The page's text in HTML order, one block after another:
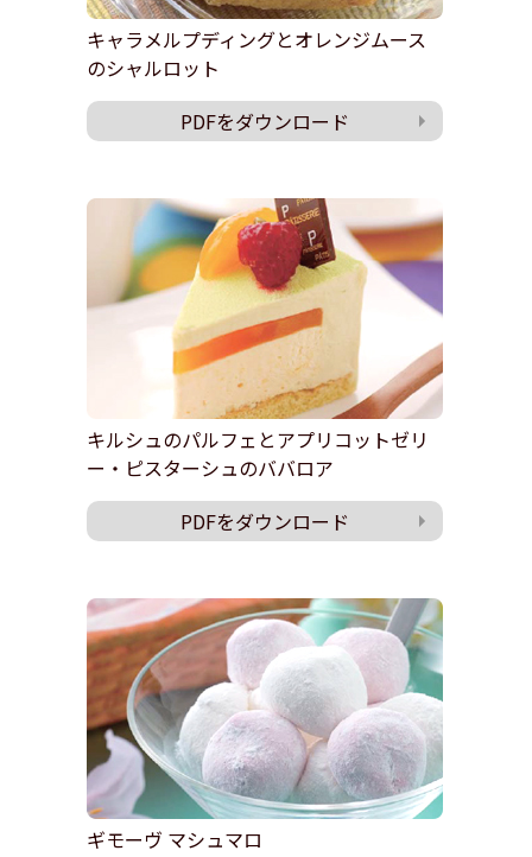
キャラメルプディングとオレンジムース
のシャルロット
PDFをダウンロード
キルシュのパルフェとアプリコットゼリ
ー・ピスターシュのババロア
PDFをダウンロード
ギモーヴ マシュマロ